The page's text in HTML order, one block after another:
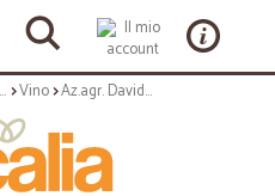
Acqua, Bibite e Alcolici Vino Az.agr. Davide Carlone | Boca 'Adele' DOC - 75cl annata 2017